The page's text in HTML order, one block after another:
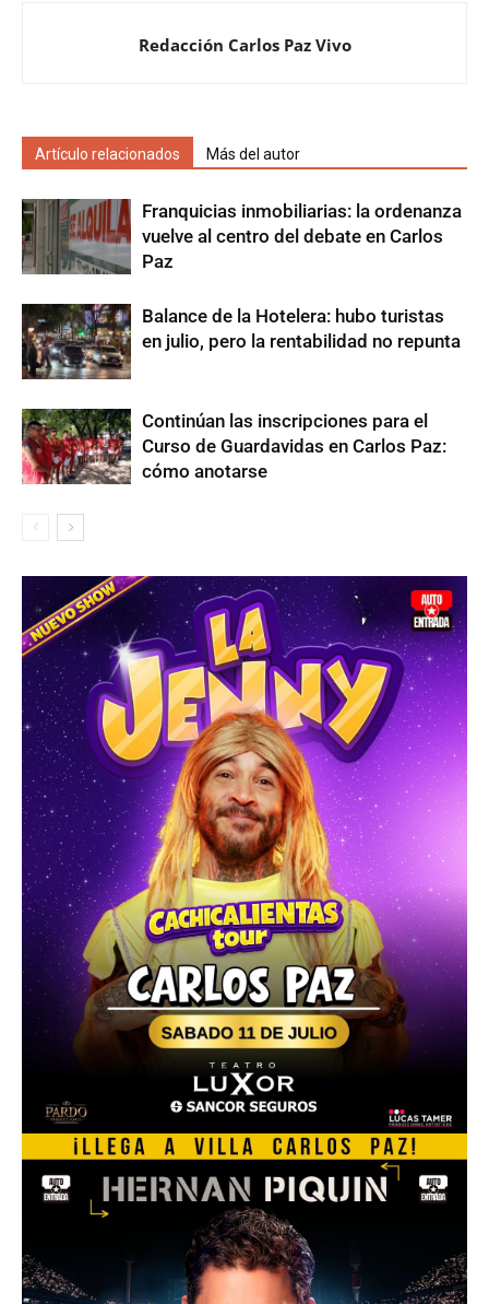
Redacción Carlos Paz Vivo
Artículo relacionados Más del autor
Franquicias inmobiliarias: la ordenanza
vuelve al centro del debate en Carlos
Paz
Balance de la Hotelera: hubo turistas
en julio, pero la rentabilidad no repunta
Continúan las inscripciones para el
Curso de Guardavidas en Carlos Paz:
cómo anotarse